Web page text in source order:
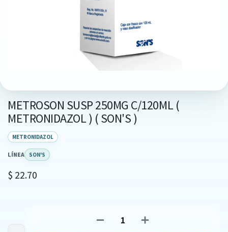
METROSON SUSP 250MG C/120ML (
METRONIDAZOL ) ( SON'S )
METRONIDAZOL
LÍNEA SON'S
$ 22.70